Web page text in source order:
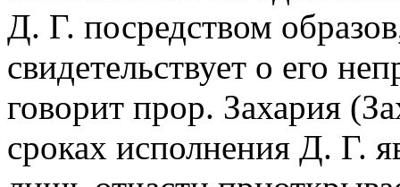
Д. Г. посредством
свидетельствует о его
говорит прор. Захария
сроках исполнения Д. Г.